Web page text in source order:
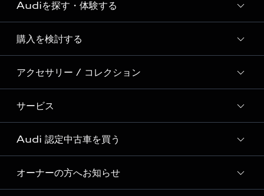
Audi ブランド
Story of Progress
Audi Sport
Formula 1®
デジタルサービス
Audiを探す・体験する
ディーラー検索
新車在庫検索
試乗車・展示車検索
見積り依頼
試乗予約
購入を検討する
モデル一覧
特別仕様モデル / 限定モデル
e-tronラインアップ
価格シミュレーション
車両比較
アクセサリー / コレクション
純正アクセサリー
オンラインショップ
Audi collection
アウディナビアプリ
サービス
サービス入庫予約
サービスプログラム
メンテナンス
Audi 認定中古車を買う
Audi認定中古車
オーナーの方へお知らせ